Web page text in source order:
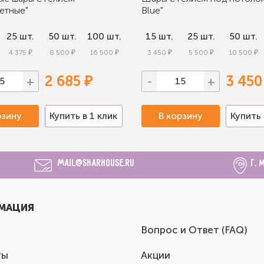
25 шт.
4 375 ₽
50 шт.
8 500 ₽
100 шт.
16 500 ₽
+ 2 685 ₽
Купить в 1 клик
Blue"
15 шт.
3 450 ₽
25 шт.
5 500 ₽
50 шт.
10 500 ₽
- + 3
В корзину Купить
mail@sharhouse.ru г.
Вопрос и Ответ (FAQ)
Акции